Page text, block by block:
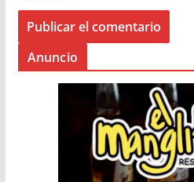
Anuncio